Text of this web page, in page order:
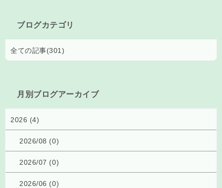
ブログカテゴリ
全ての記事(301)
月別ブログアーカイブ
2026 (4)
2026/08 (0)
2026/07 (0)
2026/06 (0)